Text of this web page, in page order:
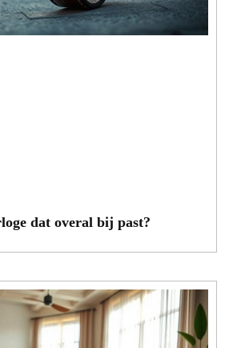
dat overal bij past?